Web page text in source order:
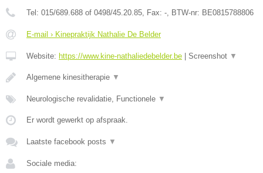
Tel: 015/689.688 of 0498/45.20.85, Fax: -, BTW-nr: BE0815788806
E-mail › Kinepraktijk Nathalie De Belder
Website: https://www.kine-nathaliedebelder.be Screenshot ▼
Algemene kinesitherapie ▼
Neurologische revalidatie, Functionele ▼
Er wordt gewerkt op afspraak.
Laatste facebook posts ▼
Sociale media: